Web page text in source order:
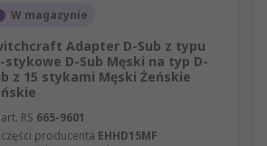
W magazynie
Adapter D-Sub z typu
stykowe D-Sub Męski na typ D-
z 15 stykami Męski Żeńskie
RS 665-9601
producenta EHHD15MF